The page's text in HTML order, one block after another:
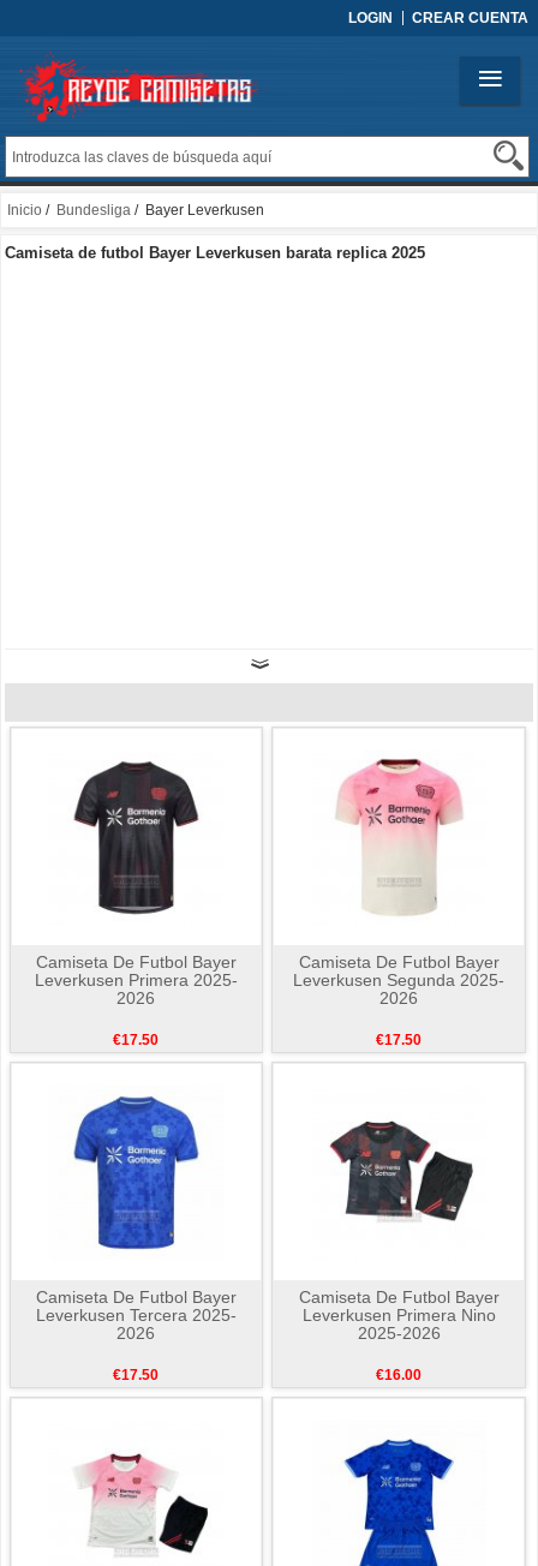
LOGIN CREAR CUENTA
Inicio / Bundesliga / Bayer Leverkusen
Camiseta de futbol Bayer Leverkusen barata replica 2025
Camiseta De Futbol Bayer
Leverkusen Primera 2025-
2026
€17.50
Camiseta De Futbol Bayer
Leverkusen Segunda 2025-
2026
€17.50
Camiseta De Futbol Bayer
Leverkusen Tercera 2025-
2026
€17.50
Camiseta De Futbol Bayer
Leverkusen Primera Nino
2025-2026
€16.00